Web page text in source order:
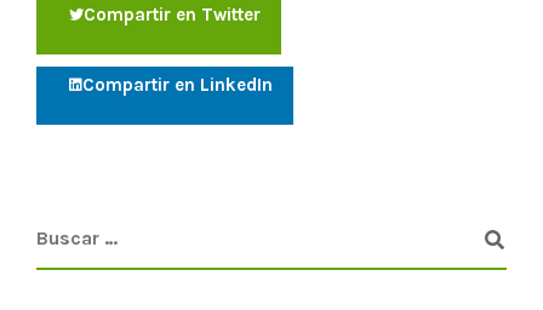
Compartir en Twitter
Compartir en LinkedIn